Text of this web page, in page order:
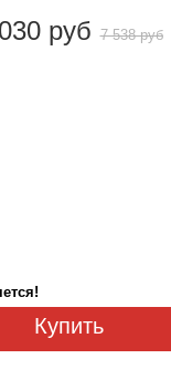
руб 7 538 руб
Купить